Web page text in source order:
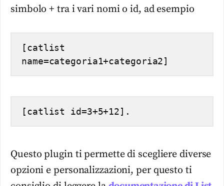
simbolo + tra i vari nomi o id, ad esempio
[catlist
name=categoria1+categoria2]
[catlist id=3+5+12].
Questo plugin ti permette di scegliere diverse
opzioni e personalizzazioni, per questo ti